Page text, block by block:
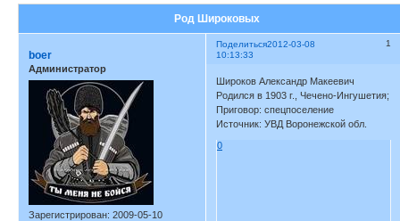
Род Широковых
Поделиться 1
2012-03-08
10:13:33
boer
Администратор
Зарегистрирован: 2009-05-10
Широков Александр Макеевич
Родился в 1903 г., Чечено-Ингушетия;
Приговор: спецпоселение
Источник: УВД Воронежской обл.
0